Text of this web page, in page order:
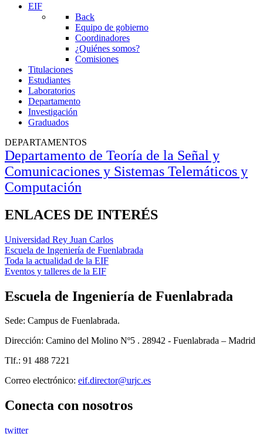
EIF
Back
Equipo de gobierno
Coordinadores
¿Quiénes somos?
Comisiones
Titulaciones
Estudiantes
Laboratorios
Departamento
Investigación
Graduados
DEPARTAMENTOS
Departamento de Teoría de la Señal y
Comunicaciones y Sistemas Telemáticos y
Computación
ENLACES DE INTERÉS
Universidad Rey Juan Carlos
Escuela de Ingeniería de Fuenlabrada
Toda la actualidad de la EIF
Eventos y talleres de la EIF
Escuela de Ingeniería de Fuenlabrada
Sede: Campus de Fuenlabrada.
Dirección: Camino del Molino Nº5 . 28942 - Fuenlabrada – Madrid
Tlf.: 91 488 7221
Correo electrónico:
Conecta con nosotros
twitter